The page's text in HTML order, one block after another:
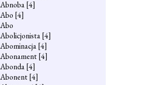
Abnoba[4]
Abo [4]
Abo
Abolicjonista[4]
Abominacja[4]
Abonament[4]
Abonda[4]
Abonent[4]